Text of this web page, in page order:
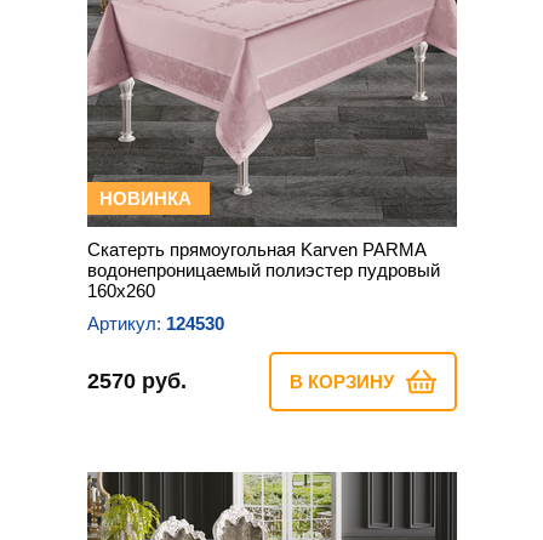
НОВИНКА
Скатерть прямоугольная Karven PARMA
водонепроницаемый полиэстер пудровый
160х260
Артикул: 124530
2570 руб. В КОРЗИНУ